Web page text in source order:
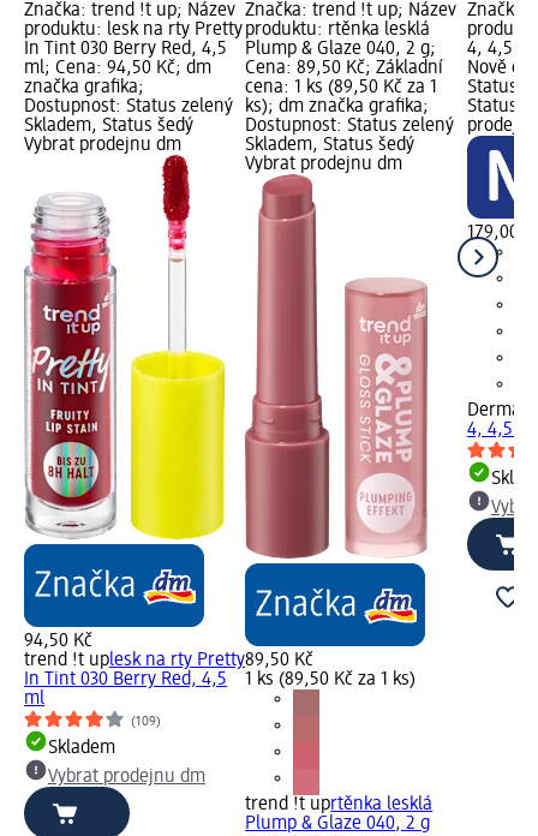
Značka: trend !t up; Název
produktu: lesk na rty Pretty
In Tint 030 Berry Red, 4,5
ml; Cena: 94,50 Kč; dm
značka grafika;
Dostupnost: Status zelený
Skladem, Status šedý
Vybrat prodejnu dm
94,50 Kč
trend !t uplesk na rty Pretty
In Tint 030 Berry Red, 4,5
ml
(109)
Skladem
Vybrat prodejnu dm
Značka: trend !t up; Název
produktu: rtěnka lesklá
Plump & Glaze 040, 2 g;
Cena: 89,50 Kč; Základní
cena: 1 ks (89,50 Kč za 1
ks); dm značka grafika;
Dostupnost: Status zelený
Skladem, Status šedý
Vybrat prodejnu dm
89,50 Kč
1 ks (89,50 Kč za 1 ks)
trend !t uprtěnka lesklá
Plump & Glaze 040, 2 g
Značka:
4, 4,5
Nově
Status
Status
179,00
4, 4,5 ml